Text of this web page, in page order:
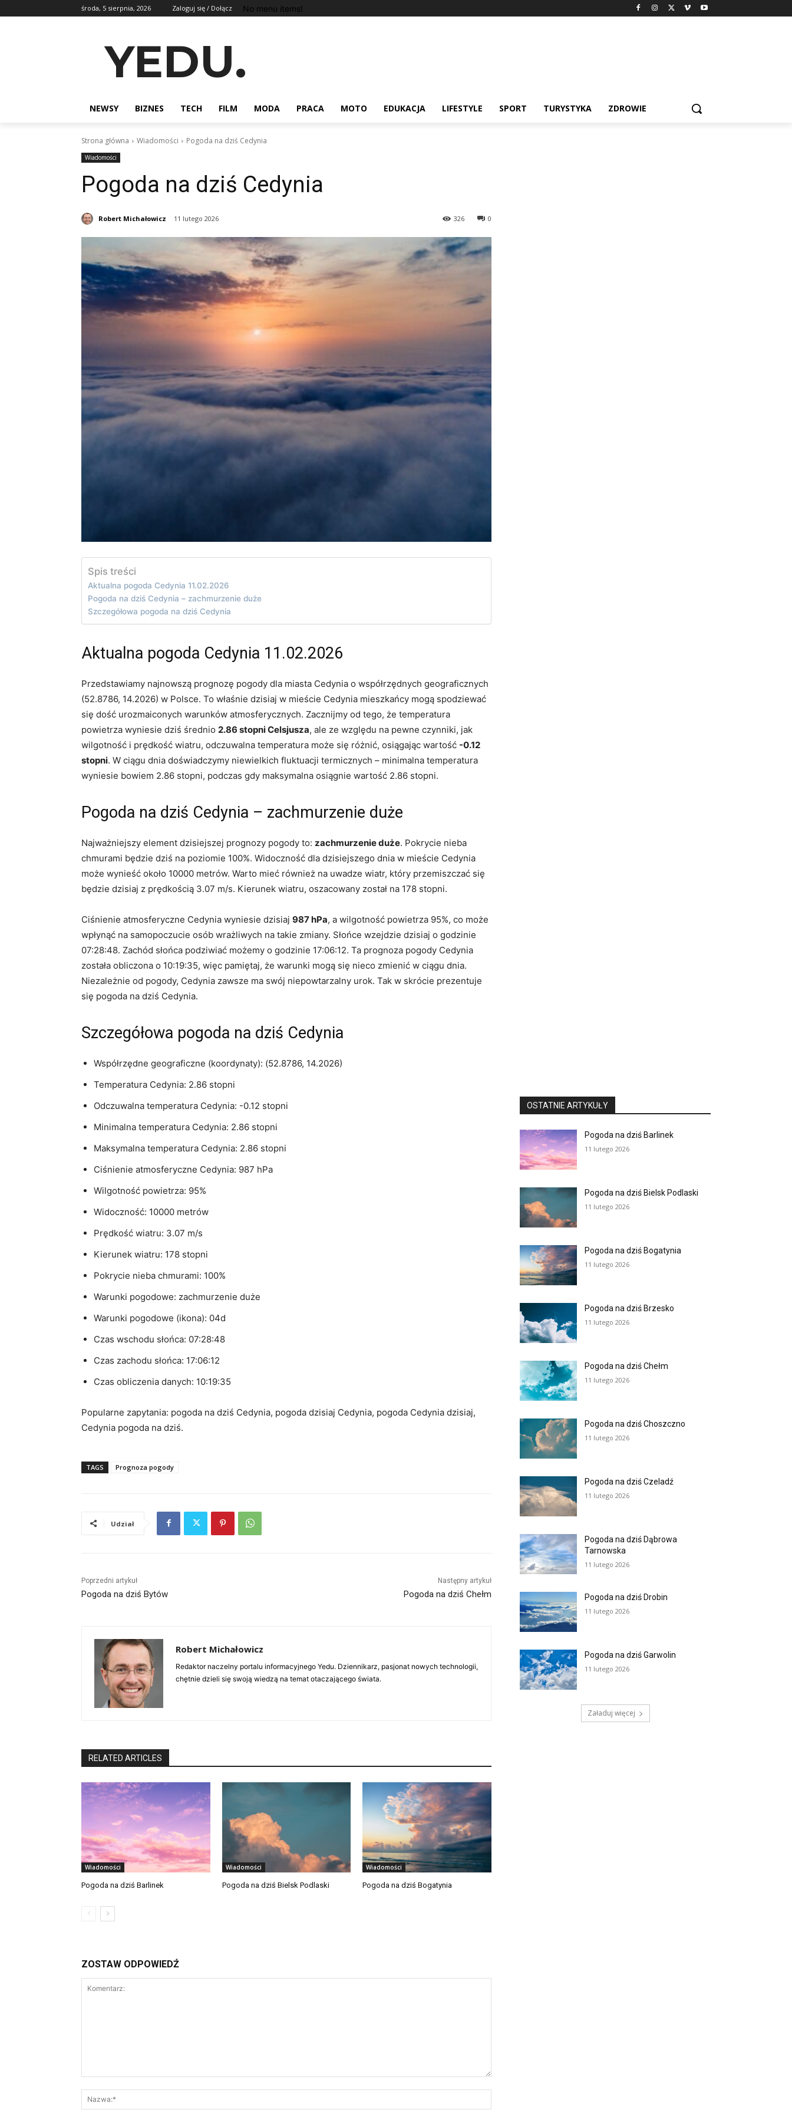
środa, 5 sierpnia, 2026 Zaloguj się / Dołącz No menu items!
YEDU.
NEWSY BIZNES TECH FILM MODA PRACA MOTO EDUKACJA LIFESTYLE SPORT TURYSTYKA ZDROWIE
Strona główna Wiadomości Pogoda na dziś Cedynia
Wiadomości
Pogoda na dziś Cedynia
Robert Michałowicz 11 lutego 2026 0
326
Spis treści
Aktualna pogoda Cedynia 11.02.2026
Pogoda na dziś Cedynia – zachmurzenie duże
Szczegółowa pogoda na dziś Cedynia
Aktualna pogoda Cedynia 11.02.2026
Przedstawiamy najnowszą prognozę pogody dla miasta Cedynia o współrzędnych geograficznych
(52.8786, 14.2026) w Polsce. To właśnie dzisiaj w mieście Cedynia mieszkańcy mogą spodziewać
się dość urozmaiconych warunków atmosferycznych. Zacznijmy od tego, że temperatura
powietrza wyniesie dziś średnio 2.86 stopni Celsjusza, ale ze względu na pewne czynniki, jak
wilgotność i prędkość wiatru, odczuwalna temperatura może się różnić, osiągając wartość -0.12
stopni. W ciągu dnia doświadczymy niewielkich fluktuacji termicznych – minimalna temperatura
wyniesie bowiem 2.86 stopni, podczas gdy maksymalna osiągnie wartość 2.86 stopni.
Pogoda na dziś Cedynia – zachmurzenie duże
Najważniejszy element dzisiejszej prognozy pogody to: zachmurzenie duże. Pokrycie nieba
chmurami będzie dziś na poziomie 100%. Widoczność dla dzisiejszego dnia w mieście Cedynia
może wynieść około 10000 metrów. Warto mieć również na uwadze wiatr, który przemiszczać się
będzie dzisiaj z prędkością 3.07 m/s. Kierunek wiatru, oszacowany został na 178 stopni.
Ciśnienie atmosferyczne Cedynia wyniesie dzisiaj 987 hPa, a wilgotność powietrza 95%, co może
wpłynąć na samopoczucie osób wrażliwych na takie zmiany. Słońce wzejdzie dzisiaj o godzinie
07:28:48. Zachód słońca podziwiać możemy o godzinie 17:06:12. Ta prognoza pogody Cedynia
została obliczona o 10:19:35, więc pamiętaj, że warunki mogą się nieco zmienić w ciągu dnia.
Niezależnie od pogody, Cedynia zawsze ma swój niepowtarzalny urok. Tak w skrócie prezentuje
się pogoda na dziś Cedynia.
Szczegółowa pogoda na dziś Cedynia
Współrzędne geograficzne (koordynaty): (52.8786, 14.2026)
Temperatura Cedynia: 2.86 stopni
Odczuwalna temperatura Cedynia: -0.12 stopni
Minimalna temperatura Cedynia: 2.86 stopni
Maksymalna temperatura Cedynia: 2.86 stopni
Ciśnienie atmosferyczne Cedynia: 987 hPa
Wilgotność powietrza: 95%
Widoczność: 10000 metrów
Prędkość wiatru: 3.07 m/s
Kierunek wiatru: 178 stopni
Pokrycie nieba chmurami: 100%
Warunki pogodowe: zachmurzenie duże
Warunki pogodowe (ikona): 04d
Czas wschodu słońca: 07:28:48
Czas zachodu słońca: 17:06:12
Czas obliczenia danych: 10:19:35
Popularne zapytania: pogoda na dziś Cedynia, pogoda dzisiaj Cedynia, pogoda Cedynia dzisiaj,
Cedynia pogoda na dziś.
TAGS Prognoza pogody
Udział
Poprzedni artykuł
Pogoda na dziś Bytów
Następny artykuł
Pogoda na dziś Chełm
Robert Michałowicz
Redaktor naczelny portalu informacyjnego Yedu. Dziennikarz, pasjonat nowych technologii,
chętnie dzieli się swoją wiedzą na temat otaczającego świata.
RELATED ARTICLES
Wiadomości
Pogoda na dziś Barlinek
Wiadomości
Pogoda na dziś Bielsk Podlaski
Wiadomości
Pogoda na dziś Bogatynia
ZOSTAW ODPOWIEDŹ
OSTATNIE ARTYKUŁY
Pogoda na dziś Barlinek
11 lutego 2026
Pogoda na dziś Bielsk Podlaski
11 lutego 2026
Pogoda na dziś Bogatynia
11 lutego 2026
Pogoda na dziś Brzesko
11 lutego 2026
Pogoda na dziś Chełm
11 lutego 2026
Pogoda na dziś Choszczno
11 lutego 2026
Pogoda na dziś Czeladź
11 lutego 2026
Pogoda na dziś Dąbrowa
Tarnowska
11 lutego 2026
Pogoda na dziś Drobin
11 lutego 2026
Pogoda na dziś Garwolin
11 lutego 2026
Załaduj więcej